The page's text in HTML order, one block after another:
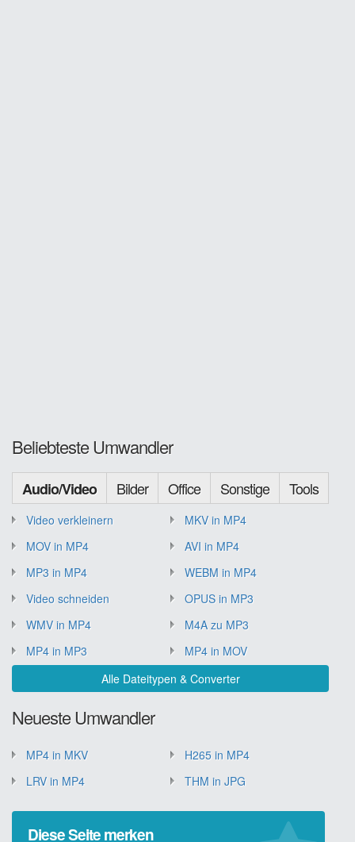
Beliebteste Umwandler
Audio/Video Bilder Office Sonstige Tools
Video verkleinern
MKV in MP4
MOV in MP4
AVI in MP4
MP3 in MP4
WEBM in MP4
Video schneiden
OPUS in MP3
WMV in MP4
M4A zu MP3
MP4 in MP3
MP4 in MOV
Alle Dateitypen & Converter
Neueste Umwandler
MP4 in MKV
H265 in MP4
LRV in MP4
THM in JPG
Diese Seite merken